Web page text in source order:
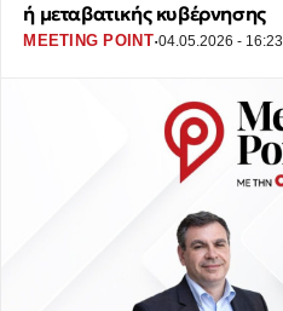
ή μεταβατικής κυβέρνησης
MEETING POINT·04.05.2026 - 16:23